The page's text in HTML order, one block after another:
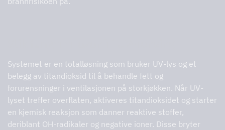
Systemet er en totalløsning som bruker UV-lys og et
belegg av titandioksid til å behandle fett og
forurensninger i ventilasjonen på storkjøkken. Når UV-
lyset treffer overflaten, aktiveres titandioksidet og starter
en kjemisk reaksjon som danner reaktive stoffer,
deriblant OH-radikaler og negative ioner. Disse bryter